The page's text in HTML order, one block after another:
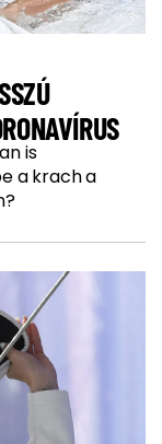
is
a krach a